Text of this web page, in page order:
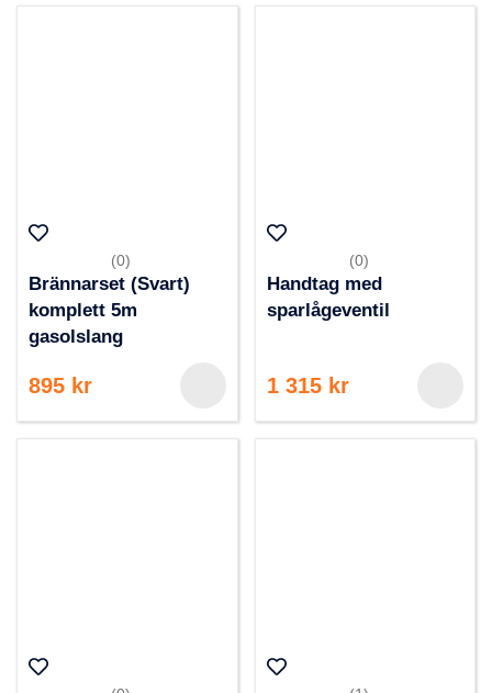
(0)
Brännarset (Svart)
komplett 5m
gasolslang
895 kr
(0)
Handtag med
sparlågeventil
1 315 kr